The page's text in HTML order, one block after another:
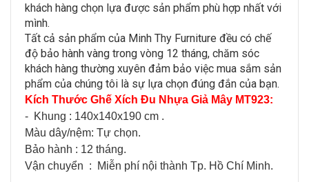
khách hàng chọn lựa được sản phẩm phù hợp nhất với
mình.
Tất cả sản phẩm của Minh Thy Furniture đều có chế
độ bảo hành vàng trong vòng 12 tháng, chăm sóc
khách hàng thường xuyên đảm bảo việc mua sắm sản
phẩm của chúng tôi là sự lựa chọn đúng đắn của bạn.
Kích Thước Ghế Xích Đu Nhựa Giả Mây MT923:
- Khung : 140x140x190 cm .
Màu dây/nệm: Tự chọn.
Bảo hành : 12 tháng.
Vận chuyển : Miễn​ p​hí nội thành​ Tp. Hồ Chí Minh.